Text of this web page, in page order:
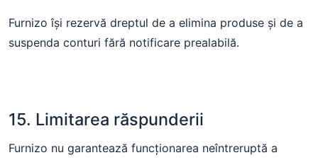
Furnizo își rezervă dreptul de a elimina produse și de a
suspenda conturi fără notificare prealabilă.
15. Limitarea răspunderii
Furnizo nu garantează funcționarea neîntreruptă a